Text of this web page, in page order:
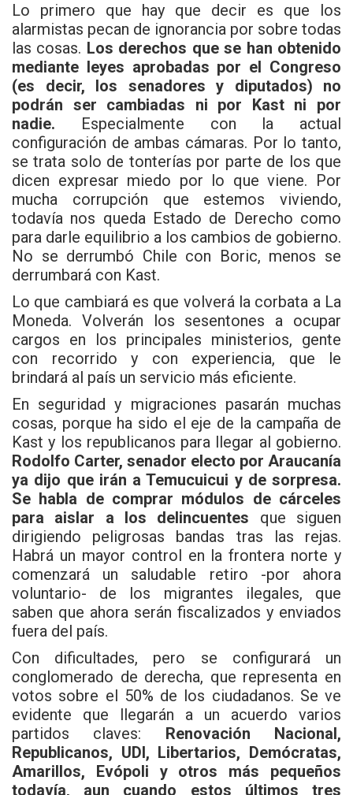
Lo primero que hay que decir es que los
alarmistas pecan de ignorancia por sobre todas
las cosas. Los derechos que se han obtenido
mediante leyes aprobadas por el Congreso
(es decir, los senadores y diputados) no
podrán ser cambiadas ni por Kast ni por
nadie. Especialmente con la actual
configuración de ambas cámaras. Por lo tanto,
se trata solo de tonterías por parte de los que
dicen expresar miedo por lo que viene. Por
mucha corrupción que estemos viviendo,
todavía nos queda Estado de Derecho como
para darle equilibrio a los cambios de gobierno.
No se derrumbó Chile con Boric, menos se
derrumbará con Kast.
Lo que cambiará es que volverá la corbata a La
Moneda. Volverán los sesentones a ocupar
cargos en los principales ministerios, gente
con recorrido y con experiencia, que le
brindará al país un servicio más eficiente.
En seguridad y migraciones pasarán muchas
cosas, porque ha sido el eje de la campaña de
Kast y los republicanos para llegar al gobierno.
Rodolfo Carter, senador electo por Araucanía
ya dijo que irán a Temucuicui y de sorpresa.
Se habla de comprar módulos de cárceles
para aislar a los delincuentes que siguen
dirigiendo peligrosas bandas tras las rejas.
Habrá un mayor control en la frontera norte y
comenzará un saludable retiro -por ahora
voluntario- de los migrantes ilegales, que
saben que ahora serán fiscalizados y enviados
fuera del país.
Con dificultades, pero se configurará un
conglomerado de derecha, que representa en
votos sobre el 50% de los ciudadanos. Se ve
evidente que llegarán a un acuerdo varios
partidos claves: Renovación Nacional,
Republicanos, UDI, Libertarios, Demócratas,
Amarillos, Evópoli y otros más pequeños
todavía, aun cuando estos últimos tres